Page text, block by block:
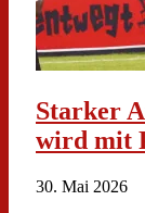
Starker
wird mit
30. Mai 2026